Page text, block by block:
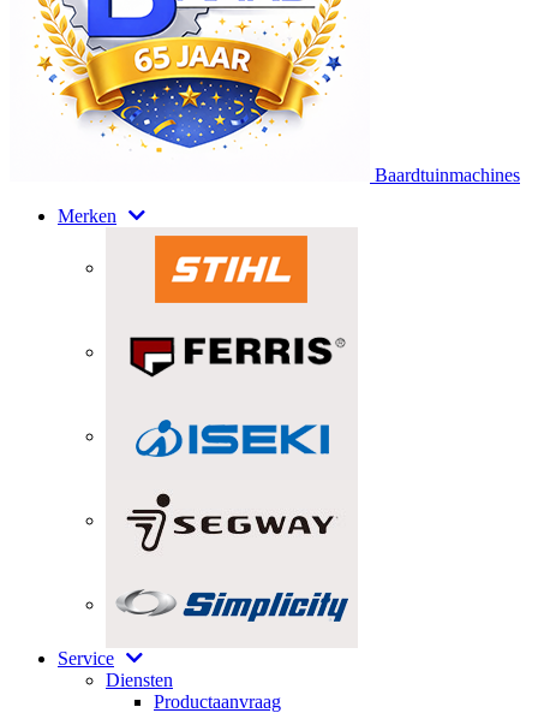
Baardtuinmachines
Merken
Service
Diensten
Productaanvraag